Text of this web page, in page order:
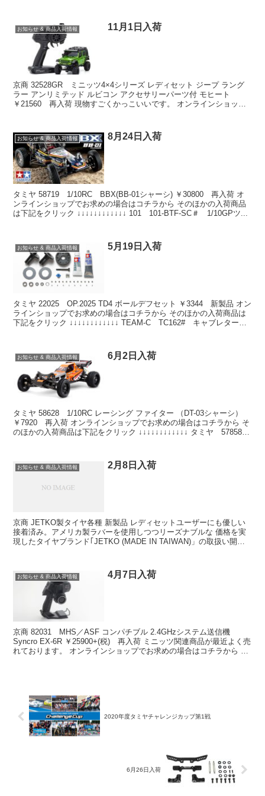
お知らせ & 商品入荷情報 11月1日入荷
京商 32528GR ミニッツ4×4シリーズ レディセット ジープ ラング
ラー アンリミテッド ルビコン アクセサリーパーツ付 モヒート
￥21560 再入荷 現物すごくかっこいいです。 オンラインショップ
お知らせ & 商品入荷情報 8月24日入荷
タミヤ 58719 1/10RC BBX(BB-01シャーシ) ￥30800 再入荷 オ
ンラインショップでお求めの場合はコチラから そのほかの入荷商品
は下記をクリック ↓↓↓↓↓↓↓↓↓↓↓↓ 101 101-BTF-SC＃ 1/10GPツ...
お知らせ & 商品入荷情報 5月19日入荷
タミヤ 22025 OP.2025 TD4 ボールデフセット ￥3344 新製品 オン
ラインショップでお求めの場合はコチラから そのほかの入荷商品は
下記をクリック ↓↓↓↓↓↓↓↓↓↓↓↓ TEAM-C TC162# キャブレターリ
お知らせ & 商品入荷情報 6月2日入荷
タミヤ 58628 1/10RC レーシング ファイター （DT-03シャーシ）
￥7920 再入荷 オンラインショップでお求めの場合はコチラから そ
のほかの入荷商品は下記をクリック ↓↓↓↓↓↓↓↓↓↓↓↓ タミヤ 57858
お知らせ & 商品入荷情報 2月8日入荷
京商 JETKO製タイヤ各種 新製品 レディセットユーザーにも優しい
接着済み。アメリカ製ラバーを使用しつつリーズナブルな 価格を実
現したタイヤブランド｢JETKO (MADE IN TAIWAN)」の取扱い開
お知らせ & 商品入荷情報 4月7日入荷
京商 82031 MHS／ASF コンパチブル 2.4GHzシステム送信機
Syncro EX-6R ￥25900+(税) 再入荷 ミニッツ関連商品が最近よく売
れております。 オンラインショップでお求めの場合はコチラから そ
2020年度タミヤチャレンジカップ第1戦
6月26日入荷